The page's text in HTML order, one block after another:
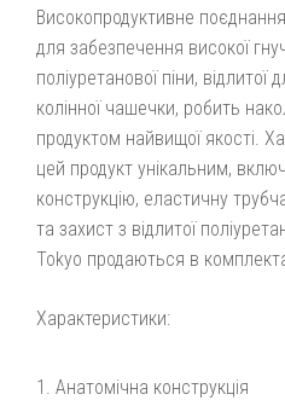
Високопродуктивне
для забезпечення високої
поліуретанової піни,
колінної чашечки, робить
продуктом найвищої якості.
цей продукт унікальним,
конструкцію, еластичну
та захист з відлитої
Tokyo продаються в
Характеристики:
Анатомічна конструкція